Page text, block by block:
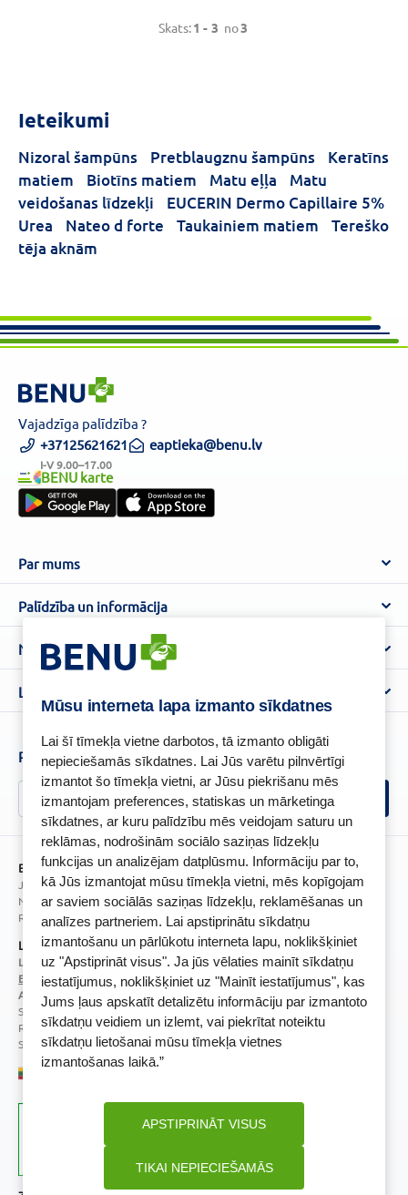
Mūsu interneta lapa izmanto sīkdatnes
Lai šī tīmekļa vietne darbotos, tā izmanto obligāti
nepieciešamās sīkdatnes. Lai Jūs varētu pilnvērtīgi
izmantot šo tīmekļa vietni, ar Jūsu piekrišanu mēs
izmantojam preferences, statiskas un mārketinga
sīkdatnes, ar kuru palīdzību mēs veidojam saturu un
reklāmas, nodrošinām sociālo saziņas līdzekļu
funkcijas un analizējam datplūsmu. Informāciju par to,
kā Jūs izmantojat mūsu tīmekļa vietni, mēs kopīgojam
ar saviem sociālās saziņas līdzekļu, reklamēšanas un
analīzes partneriem. Lai apstiprinātu sīkdatņu
izmantošanu un pārlūkotu interneta lapu, noklikšķiniet
uz "Apstiprināt visus". Ja jūs vēlaties mainīt sīkdatņu
iestatījumus, noklikšķiniet uz "Mainīt iestatījumus", kas
Jums ļaus apskatīt detalizētu informāciju par izmantoto
sīkdatņu veidiem un izlemt, vai piekrītat noteiktu
sīkdatņu lietošanai mūsu tīmekļa vietnes
izmantošanas laikā.”
TIKAI NEPIECIEŠAMĀS
APSTIPRINĀT VISUS
Skats:1 - 3 no3
Ieteikumi
Nizoral šampūns Pretblaugznu šampūns
Keratīns
matiem
Biotīns matiem Matu eļļa
Matu
veidošanas līdzekļi
EUCERIN Dermo Capillaire 5%
Urea
Nateo d forte Taukainiem matiem
Tereško
tēja aknām
Vajadzīga palīdzība ?
+37125621621
I-V 9.00–17.00
eaptieka@benu.lv
BENU karte
Par mums
Par BENU
Benu Blogs
Aptiekas
Palīdzība un informācija
BENU Aptieka kontakti
Piegāde
Biežāk uzdotie jautājumi
Noteikumi
Lietošanas noteikumi
Atteikuma tiesību veidlapa
Privātuma politika
Sīkfailu politika
Videonovērošanas politika
Lojalitātes programma
Senioru priekšrocības
Īpašās priekšrocības
BENU lietotne
BENU lojalitātes programmas noteikumi
Piesakies un esi pirmais, kas uzzina BENU jaunumus!
BENU Aptieka Latvija, SIA
Juridiskā adrese / Faktiskā adrese:
Noliktavu iela 5, Dreiliņi, Stopiņu novads, LV-2130
Reģistrācijas Nr.: 40003252167
Licence
Licences numurs:A00010
E-aptiekas kontakti
Aptiekas vadītāja:
Sertificēta farmaceite: Jeļena Gončarova
Reģistrācijas Nr.: F-0834
Sertifikāta Nr.: 092.2020